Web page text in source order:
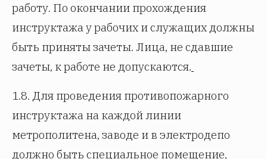
работу. По окончании прохождения
инструктажа у рабочих и служащих должны
быть приняты зачеты. Лица, не сдавшие
зачеты, к работе не допускаются.
1.8. Для проведения противопожарного
инструктажа на каждой линии
метрополитена, заводе и в электродепо
должно быть специальное помещение,